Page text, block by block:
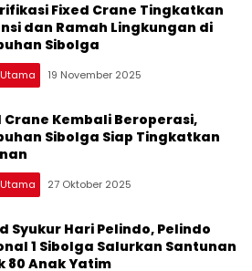
Fixed Crane Tingkatkan
dan Ramah Lingkungan di
Sibolga
19 November 2025
Crane Kembali Beroperasi,
Sibolga Siap Tingkatkan
27 Oktober 2025
Syukur Hari Pelindo, Pelindo
1 Sibolga Salurkan Santunan
80 Anak Yatim